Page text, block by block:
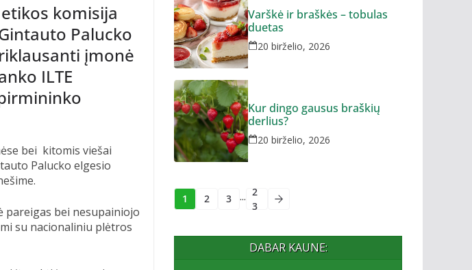
komisija
Palucko
įmonė
ILTE
bei kitomis viešai
Palucko elgesio
pareigas bei nesupainiojo
su nacionaliniu plėtros
Varškė ir braškės – tobulas
duetas
20 birželio, 2026
Kur dingo gausus braškių
derlius?
20 birželio, 2026
1 2 3 ... 2
3
DABAR KAUNE: